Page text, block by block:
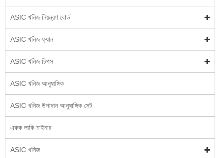
ASIC খনিজ নিয়ন্ত্রণ বোর্ড
ASIC খনিজ ফ্যান
ASIC খনিজ চিপস
ASIC খনিজ আনুষাঙ্গিক
ASIC খনিজ উপাদান আনুষাঙ্গিক সেট
একক লাকি মাইনার
ASIC খনিজ